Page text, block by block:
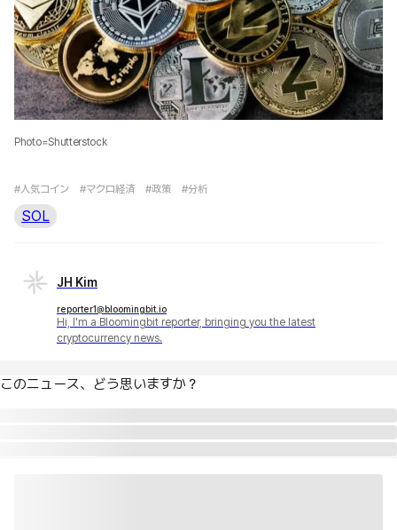
Photo=Shutterstock
#人気コイン #マクロ経済 #政策 #分析
SOL
JH Kim
reporter1@bloomingbit.io
Hi, I'm a Bloomingbit reporter, bringing you the latest
cryptocurrency news.
このニュース、どう思いますか？